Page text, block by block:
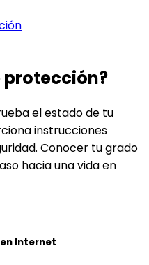
protección?
el estado de tu
instrucciones
Conocer tu grado
hacia una vida en
Internet